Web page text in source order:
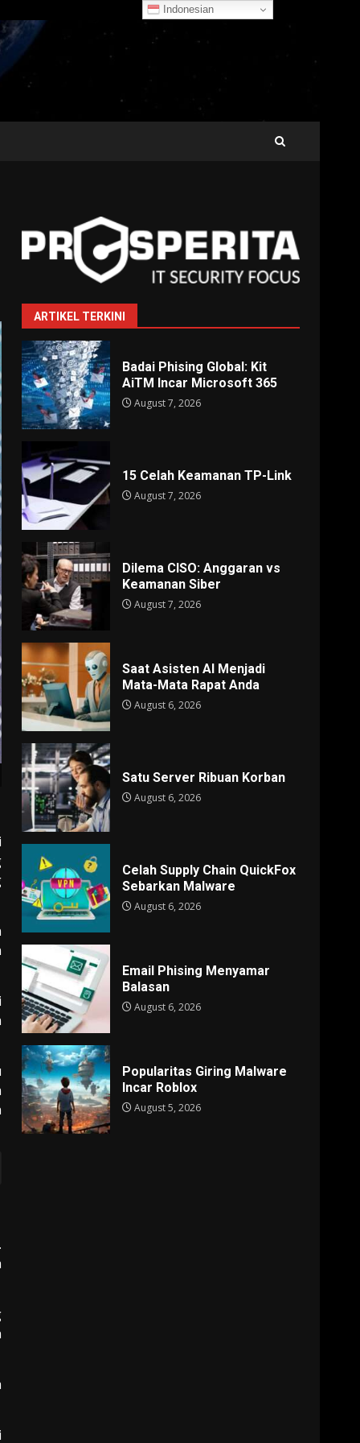
ARTIKEL TERKINI
Badai Phising Global: Kit
AiTM Incar Microsoft 365
August 7, 2026
15 Celah Keamanan TP-Link
August 7, 2026
Dilema CISO: Anggaran vs
Keamanan Siber
August 7, 2026
Saat Asisten AI Menjadi
Mata-Mata Rapat Anda
August 6, 2026
Satu Server Ribuan Korban
August 6, 2026
Celah Supply Chain QuickFox
Sebarkan Malware
August 6, 2026
Email Phising Menyamar
Balasan
August 6, 2026
Popularitas Giring Malware
Incar Roblox
August 5, 2026
Indonesian